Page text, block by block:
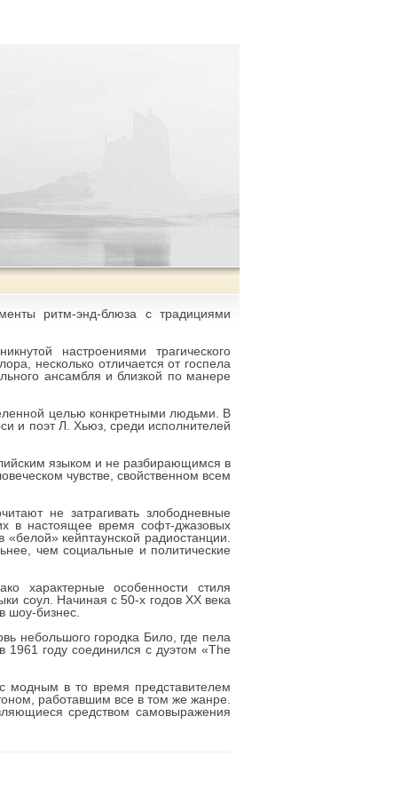
ритм-энд-блюза с традициями
настроениями трагического
несколько отличается от госпела
ансамбля и близкой по манере
целью конкретными людьми. В
и поэт Л. Хьюз, среди исполнителей
языком и не разбирающимся в
чувстве, свойственном всем
не затрагивать злободневные
в настоящее время софт-джазовых
кейптаунской радиостанции.
чем социальные и политические
характерные особенности стиля
соул. Начиная с 50-х годов XX века
шоу-бизнес.
небольшого городка Било, где пела
1961 году соединился с дуэтом «The
модным в то время представителем
работавшим все в том же жанре.
средством самовыражения